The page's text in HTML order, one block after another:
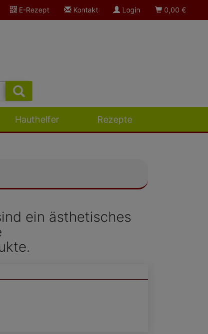
E-Rezept Kontakt Login 0,00 €
Hauthelfer Rezepte
ein ästhetisches